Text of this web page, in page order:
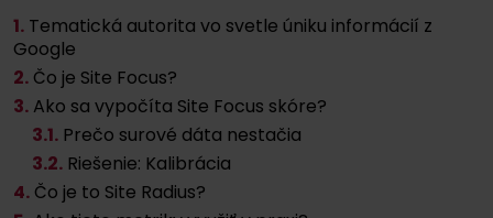
1. Tematická autorita vo svetle úniku informácií z
Google
2. Čo je Site Focus?
3. Ako sa vypočíta Site Focus skóre?
3.1. Prečo surové dáta nestačia
3.2. Riešenie: Kalibrácia
4. Čo je to Site Radius?